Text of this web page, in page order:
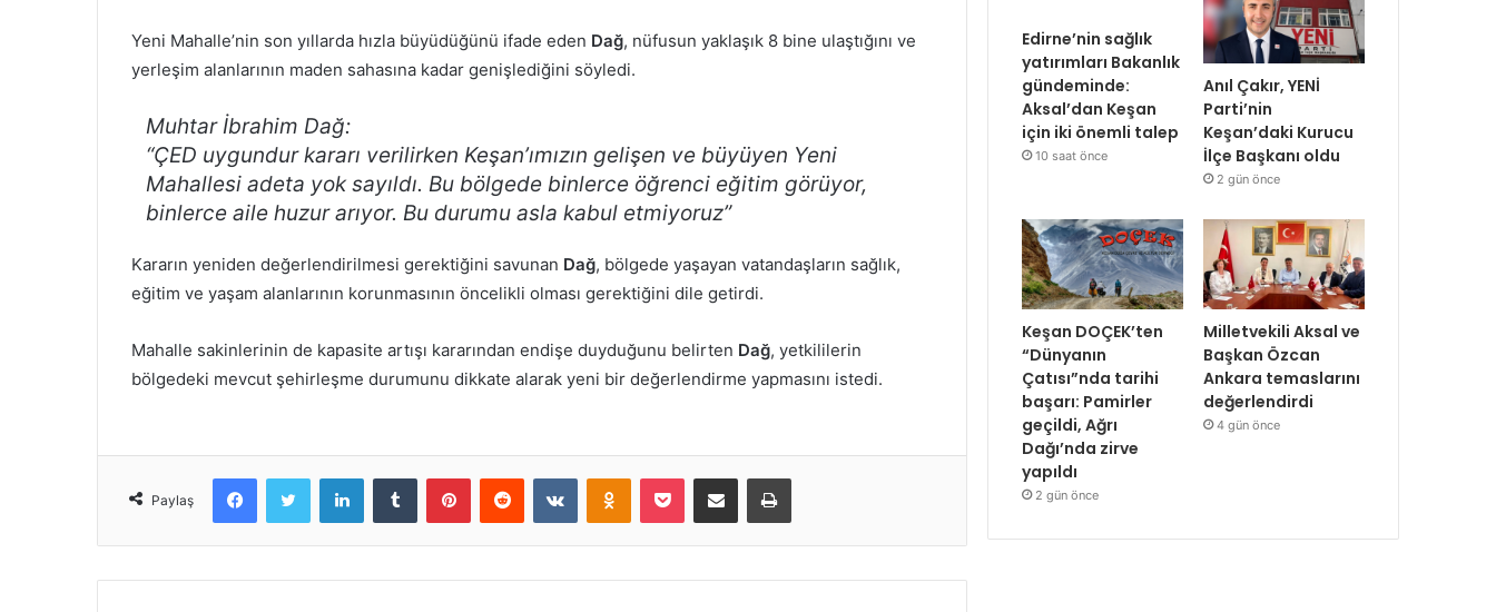
Yeni Mahalle’nin son yıllarda hızla büyüdüğünü ifade eden Dağ, nüfusun yaklaşık 8 bine ulaştığını ve
yerleşim alanlarının maden sahasına kadar genişlediğini söyledi.
Muhtar İbrahim Dağ:
“ÇED uygundur kararı verilirken Keşan’ımızın gelişen ve büyüyen Yeni
Mahallesi adeta yok sayıldı. Bu bölgede binlerce öğrenci eğitim görüyor,
binlerce aile huzur arıyor. Bu durumu asla kabul etmiyoruz”
Kararın yeniden değerlendirilmesi gerektiğini savunan Dağ, bölgede yaşayan vatandaşların sağlık,
eğitim ve yaşam alanlarının korunmasının öncelikli olması gerektiğini dile getirdi.
Mahalle sakinlerinin de kapasite artışı kararından endişe duyduğunu belirten Dağ, yetkililerin
bölgedeki mevcut şehirleşme durumunu dikkate alarak yeni bir değerlendirme yapmasını istedi.
Paylaş
FacebookTwitter LinkedInTumblr PinterestReddit VKontakteOdnoklassniki
Pocket E-Posta ile paylaş Yazdır
Edirne’nin sağlık
yatırımları Bakanlık
gündeminde:
Aksal’dan Keşan
için iki önemli talep
10 saat önce
Anıl Çakır, YENİ
Parti’nin
Keşan’daki Kurucu
İlçe Başkanı oldu
2 gün önce
Keşan DOÇEK’ten
“Dünyanın
Çatısı”nda tarihi
başarı: Pamirler
geçildi, Ağrı
Dağı’nda zirve
yapıldı
2 gün önce
Milletvekili Aksal ve
Başkan Özcan
Ankara temaslarını
değerlendirdi
4 gün önce